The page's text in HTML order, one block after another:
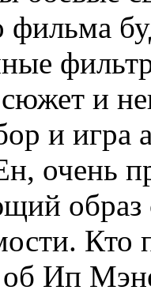
фильма
и
и игра
очень
образ
Кто
Ип